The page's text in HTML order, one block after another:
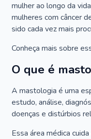
mulher ao longo da
mulheres com câncer
sido cada vez mais
Conheça mais sobre
O que é
A mastologia é uma
estudo, análise,
doenças e distúrbios
Essa área médica